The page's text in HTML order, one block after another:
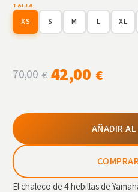
TALLA
XS S M L XL
70,00€ 42,00 €
AÑADIR
El chaleco de 4 hebillas de